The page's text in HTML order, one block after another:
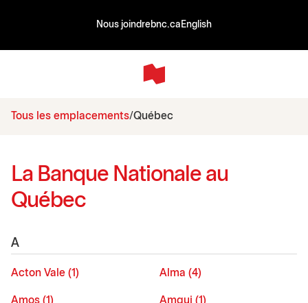
Nous joindrebnc.ca English
Tous les emplacements Québec
La Banque Nationale au
Québec
A
Acton Vale (1) Alma (4)
Amos (1) Amqui (1)